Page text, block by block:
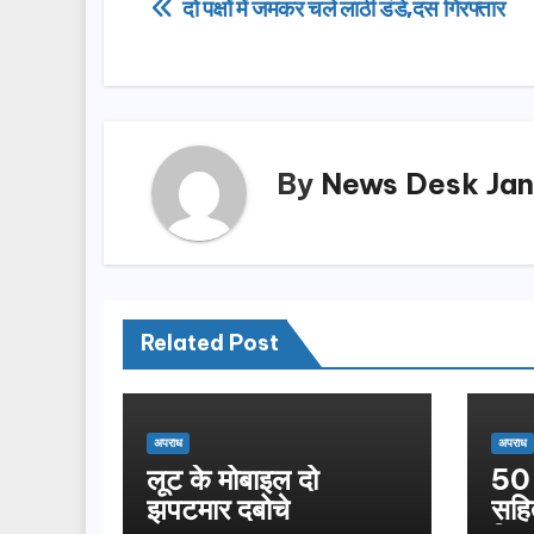
o
k
o
Post
दो पक्षों में जमकर चले लाठी डंडे,दस गिरफ्तार
By News Desk
Related Post
अपराध
लूट के मोबाइल दो
झपटमार दबोचे
अपराध
50